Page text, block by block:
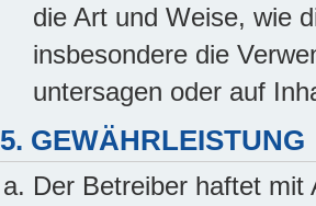
die Art und Weise, wie
insbesondere die
untersagen oder auf
5. GEWÄHRLEISTUNG
Der Betreiber haftet mit